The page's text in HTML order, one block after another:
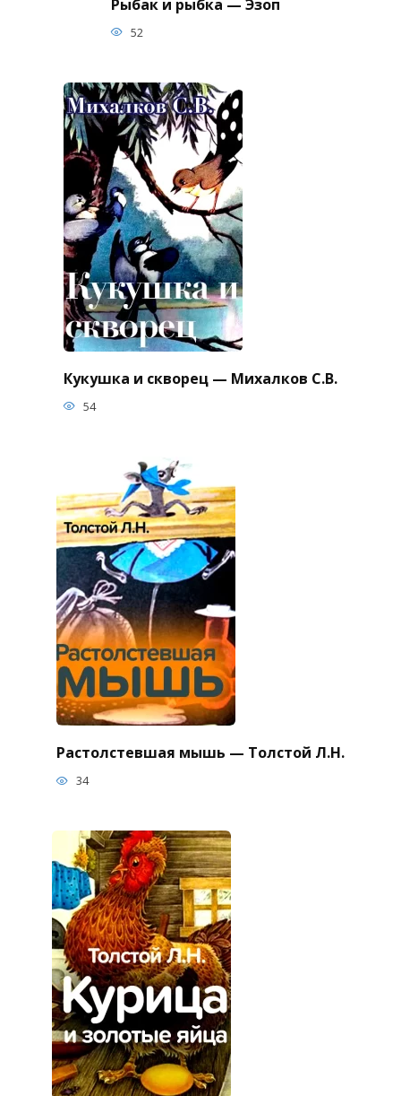
52
Кукушка и скворец — Михалков С.В.
54
Растолстевшая мышь — Толстой Л.Н.
34